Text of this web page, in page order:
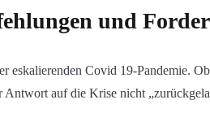
und
eskalierenden Covid 19-Pandemie.
auf die Krise nicht